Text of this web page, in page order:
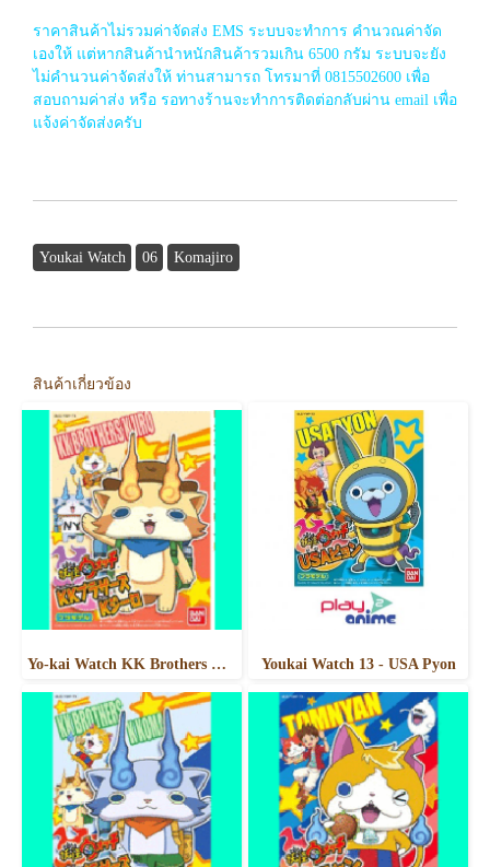
ราคาสินค้าไม่รวมค่าจัดส่ง EMS ระบบจะทำการ คำนวณค่าจัด
เองให้ แต่หากสินค้านำหนักสินค้ารวมเกิน 6500 กรัม ระบบจะยัง
ไม่คำนวนค่าจัดส่งให้ ท่านสามารถ โทรมาที่ 0815502600 เพื่อ
สอบถามค่าส่ง หรือ รอทางร้านจะทำการติดต่อกลับผ่าน email เพื่อ
แจ้งค่าจัดส่งครับ
Youkai Watch 06 Komajiro
สินค้าเกี่ยวข้อง
Yo-kai Watch KK Brothers K Jiro Youkai Watch 13 - USA Pyon